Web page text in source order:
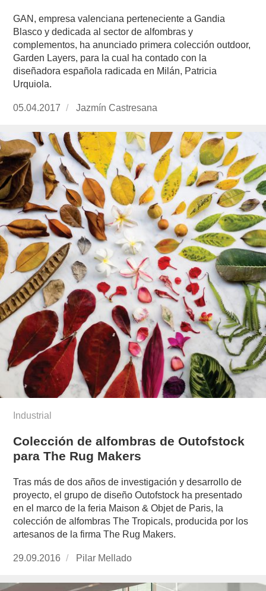
GAN, empresa valenciana perteneciente a Gandia
Blasco y dedicada al sector de alfombras y
complementos, ha anunciado primera colección outdoor,
Garden Layers, para la cual ha contado con la
diseñadora española radicada en Milán, Patricia
Urquiola.
Publicado
05.04.2017
https://www.experimenta.es/author/jazmin-
Jazmín Castresana
Industrial
Colección de alfombras de Outofstock
para The Rug Makers
Tras más de dos años de investigación y desarrollo de
proyecto, el grupo de diseño Outofstock ha presentado
en el marco de la feria Maison & Objet de Paris, la
colección de alfombras The Tropicals, producida por los
artesanos de la firma The Rug Makers.
Publicado
29.09.2016
https://www.experimenta.es/author/pilar-
Pilar Mellado